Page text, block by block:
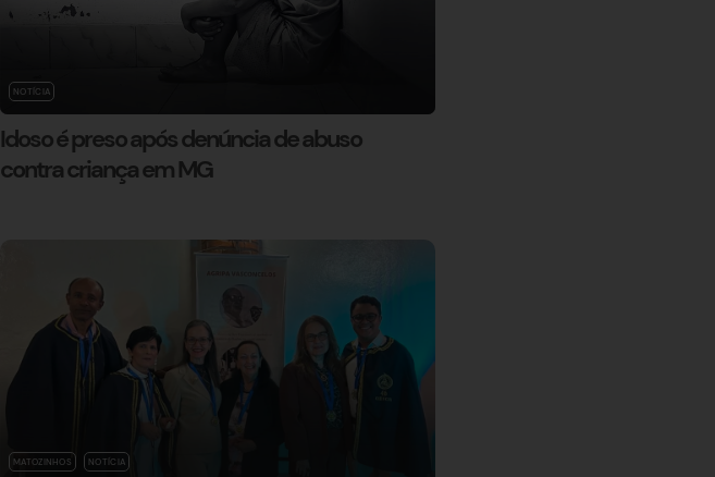
NOTÍCIA
Idoso é preso após denúncia de abuso
contra criança em MG
MATOZINHOS NOTÍCIA